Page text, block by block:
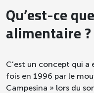
Qu’est-ce
alimentaire ?
C’est un concept qui
fois en 1996 par le
Campesina » lors du